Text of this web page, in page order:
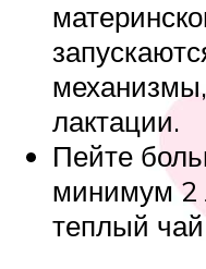
лактации.
Пейте
минимум 2
теплый